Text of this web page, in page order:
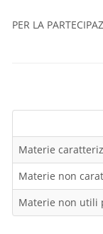
PER LA
Materie
Materie non
Materie non utili